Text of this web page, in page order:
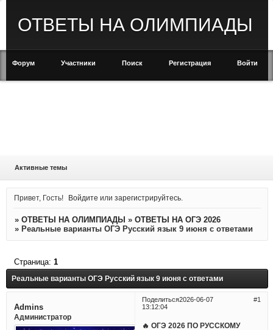
ОТВЕТЫ НА ОЛИМПИАДЫ
Форум Участники Поиск Регистрация Войти
Активные темы
Привет, Гость! Войдите илизарегистрируйтесь
» ОТВЕТЫ НА ОЛИМПИАДЫ » ОТВЕТЫ НА ОГЭ 2026
» Реальные варианты ОГЭ Русский язык 9 июня с ответами
Реальные варианты ОГЭ Русский язык 9 июня с ответами
Страница: 1
Поделиться 1
2026-06-07
13:12:04
Admins
Администратор
🔥 ОГЭ 2026 ПО РУССКОМУ